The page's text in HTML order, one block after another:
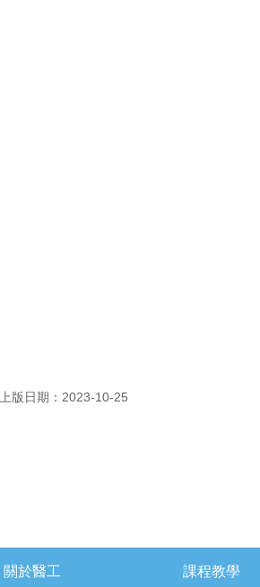
上版日期：2023-10-25
關於醫工 課程教學